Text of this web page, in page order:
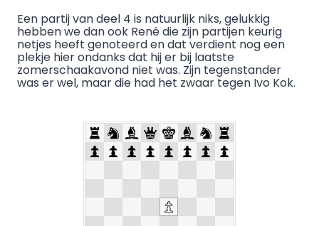
Een partij van deel 4 is natuurlijk niks, gelukkig
hebben we dan ook René die zijn partijen keurig
netjes heeft genoteerd en dat verdient nog een
plekje hier ondanks dat hij er bij laatste
zomerschaakavond niet was. Zijn tegenstander
was er wel, maar die had het zwaar tegen Ivo Kok.